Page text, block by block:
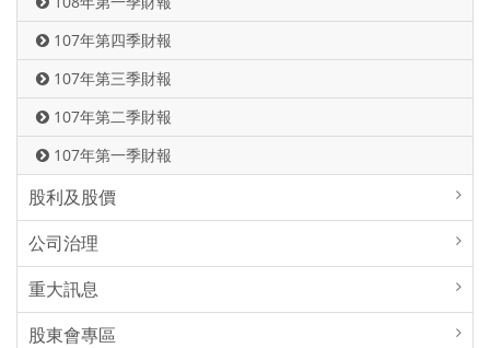
107年第四季財報
107年第三季財報
107年第二季財報
107年第一季財報
股利及股價
公司治理
重大訊息
股東會專區